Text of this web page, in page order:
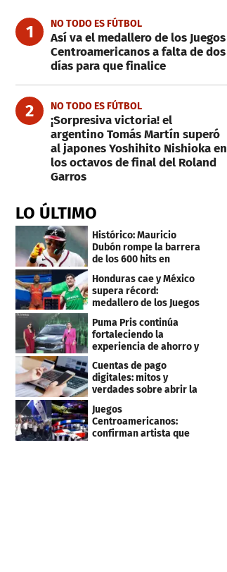
1 NO TODO ES FÚTBOL
Así va el medallero de los Juegos
Centroamericanos a falta de dos
días para que finalice
2 NO TODO ES FÚTBOL
¡Sorpresiva victoria! el
argentino Tomás Martín superó
al japones Yoshihito Nishioka en
los octavos de final del Roland
Garros
LO ÚLTIMO
Histórico: Mauricio
Dubón rompe la barrera
de los 600 hits en
Honduras cae y México
supera récord:
medallero de los Juegos
Centroamericanos
Puma Pris continúa
fortaleciendo la
experiencia de ahorro y
beneficios para sus
clientes
Cuentas de pago
digitales: mitos y
verdades sobre abrir la
Juegos
Centroamericanos:
confirman artista que